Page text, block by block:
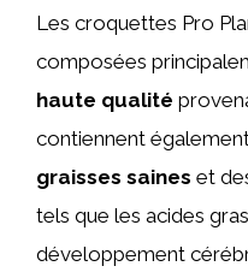
Les croquettes Pro
composées
haute qualité
contiennent
graisses saines et
tels que les acides
développement